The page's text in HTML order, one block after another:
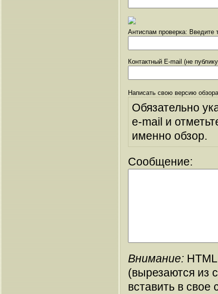
Антиспам проверка: Введите
Контактный E-mail (не
Написать свою версию
Обязательно
e-mail и
именно обзор.
Сообщение:
Внимание:
(вырезаются из
вставить в